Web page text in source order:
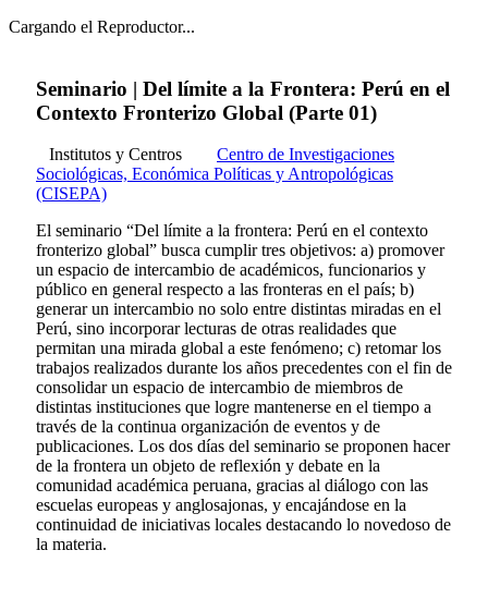
Cargando el Reproductor...
Seminario | Del límite a la Frontera: Perú en el
Contexto Fronterizo Global (Parte 01)
Institutos y Centros
Centro de Investigaciones
Sociológicas, Económica Políticas y Antropológicas
(CISEPA)
El seminario “Del límite a la frontera: Perú en el contexto
fronterizo global” busca cumplir tres objetivos: a) promover
un espacio de intercambio de académicos, funcionarios y
público en general respecto a las fronteras en el país; b)
generar un intercambio no solo entre distintas miradas en el
Perú, sino incorporar lecturas de otras realidades que
permitan una mirada global a este fenómeno; c) retomar los
trabajos realizados durante los años precedentes con el fin de
consolidar un espacio de intercambio de miembros de
distintas instituciones que logre mantenerse en el tiempo a
través de la continua organización de eventos y de
publicaciones. Los dos días del seminario se proponen hacer
de la frontera un objeto de reflexión y debate en la
comunidad académica peruana, gracias al diálogo con las
escuelas europeas y anglosajonas, y encajándose en la
continuidad de iniciativas locales destacando lo novedoso de
la materia.